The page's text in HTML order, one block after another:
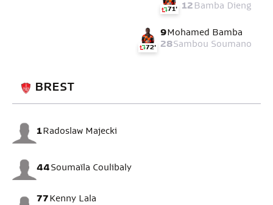
Bamba Dieng
12
71'
Mohamed Bamba
9
Sambou Soumano
28
72'
BREST
1 Radoslaw Majecki
44 Soumaïla Coulibaly
77 Kenny Lala